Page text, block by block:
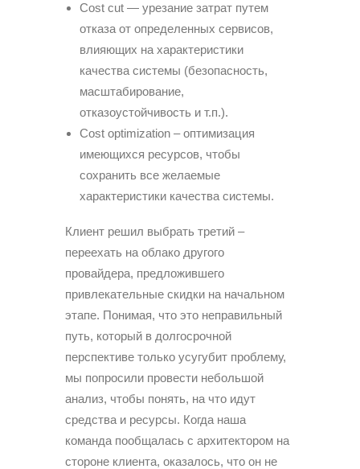
Cost cut — урезание затрат путем
отказа от определенных сервисов,
влияющих на характеристики
качества системы (безопасность,
масштабирование,
отказоустойчивость и т.п.).
Cost optimization – оптимизация
имеющихся ресурсов, чтобы
сохранить все желаемые
характеристики качества системы.
Клиент решил выбрать третий –
переехать на облако другого
провайдера, предложившего
привлекательные скидки на начальном
этапе. Понимая, что это неправильный
путь, который в долгосрочной
перспективе только усугубит проблему,
мы попросили провести небольшой
анализ, чтобы понять, на что идут
средства и ресурсы. Когда наша
команда пообщалась с архитектором на
стороне клиента, оказалось, что он не